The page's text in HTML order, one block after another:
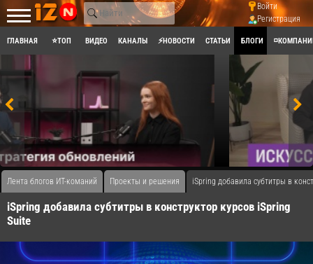
Войти
Регистрация
ГЛАВНАЯ ⭐ТОП ВИДЕО КАНАЛЫ ⚡НОВОСТИ СТАТЬИ БЛОГИ
Лента блогов ИТ-команий Проекты и решения iSpring добавила субтитры в
iSpring добавила субтитры в конструктор курсов iSpring
Suite